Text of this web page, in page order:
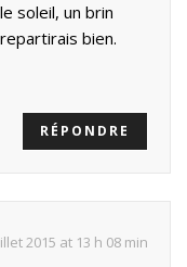
soleil, un brin
bien.
RÉPONDRE
2015 at 13 h 08 min